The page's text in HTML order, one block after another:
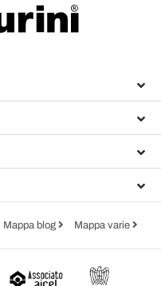
Mappa blog Mappa varie